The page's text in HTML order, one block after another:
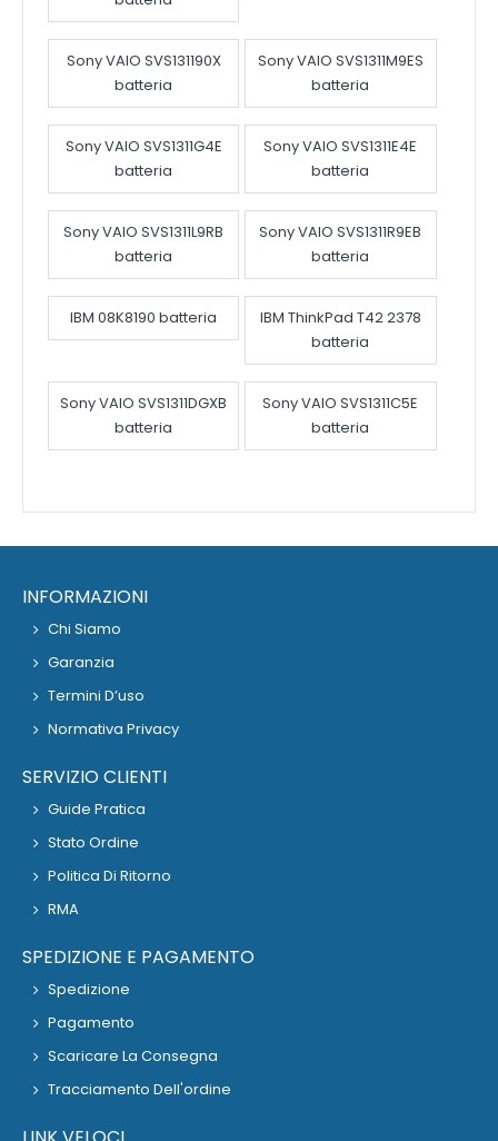
Sony VAIO SVS131190X
batteria
Sony VAIO SVS1311M9ES
batteria
Sony VAIO SVS1311G4E
batteria
Sony VAIO SVS1311E4E
batteria
Sony VAIO SVS1311L9RB
batteria
Sony VAIO SVS1311R9EB
batteria
IBM 08K8190 batteria
IBM ThinkPad T42 2378
batteria
Sony VAIO SVS1311DGXB
batteria
Sony VAIO SVS1311C5E
batteria
INFORMAZIONI
Chi Siamo
Garanzia
Termini D’uso
Normativa Privacy
SERVIZIO CLIENTI
Guide Pratica
Stato Ordine
Politica Di Ritorno
RMA
SPEDIZIONE E PAGAMENTO
Spedizione
Pagamento
Scaricare La Consegna
Tracciamento Dell'ordine